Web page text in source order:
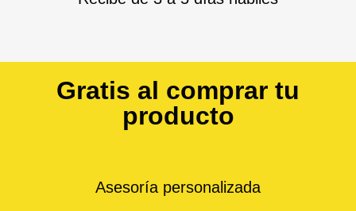
Gratis al comprar tu
producto
Asesoría personalizada